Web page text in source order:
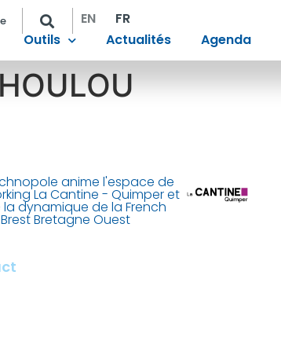
EN
FR
Outils Actualités Agenda
anime l'espace de
La Cantine - Quimper et
dynamique de la French
Bretagne Ouest